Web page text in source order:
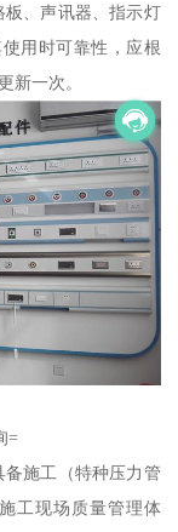
、声讯器、指示灯
用时可靠性，应根
新一次。
=
施工（特种压力管
工现场质量管理体